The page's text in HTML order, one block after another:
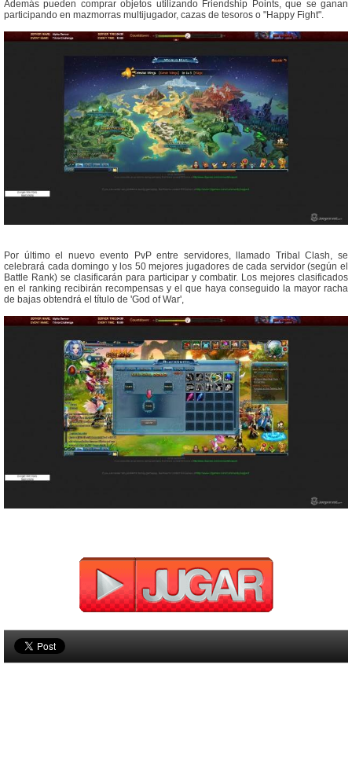
Además pueden comprar objetos utilizando Friendship Points, que se ganan
participando en mazmorras multijugador, cazas de tesoros o "Happy Fight".
Por último el nuevo evento PvP entre servidores, llamado Tribal Clash, se
celebrará cada domingo y los 50 mejores jugadores de cada servidor (según el
Battle Rank) se clasificarán para participar y combatir. Los mejores clasificados
en el ranking recibirán recompensas y el que haya conseguido la mayor racha
de bajas obtendrá el título de 'God of War',